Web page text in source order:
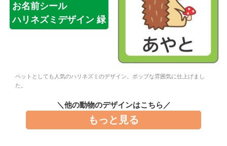
商品ガイド
会社概要
らせ
お名前シール
ハリネズミデザイン 緑
ペットとしても人気のハリネズミのデザイン。ポップな雰囲気に仕上げまし
た。
＼他の動物のデザインはこちら／
もっと見る